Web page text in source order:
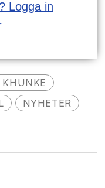
Logga in
NYHETER